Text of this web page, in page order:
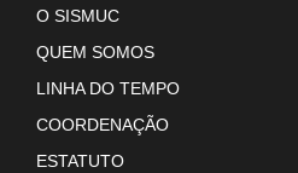
O SISMUC
QUEM SOMOS
LINHA DO TEMPO
COORDENAÇÃO
ESTATUTO